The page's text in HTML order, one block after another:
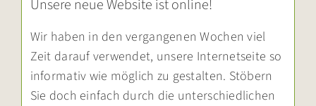
Unsere neue Website ist online!
Wir haben in den vergangenen Wochen viel
Zeit darauf verwendet, unsere Internetseite so
informativ wie möglich zu gestalten. Stöbern
Sie doch einfach durch die unterschiedlichen